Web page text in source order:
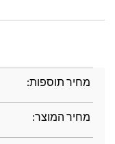
מחיר תוספות:
מחיר המוצר: